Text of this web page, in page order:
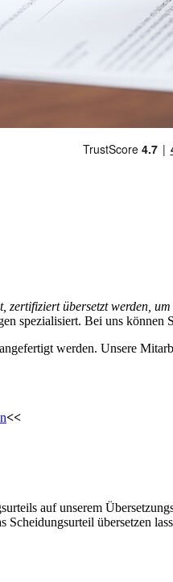
übersetzt werden,
spezialisiert. Bei uns können
werden. Unsere
<<
auf unserem
Scheidungsurteil übersetzen